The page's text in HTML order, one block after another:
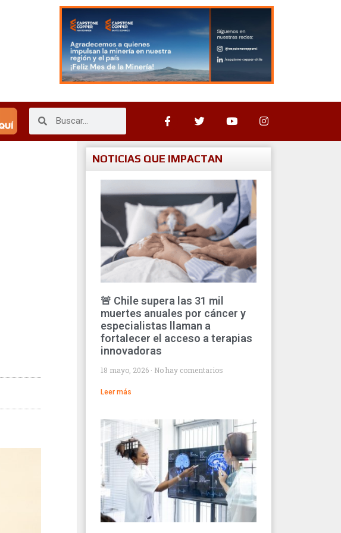
NOTICIAS QUE IMPACTAN
🚨 Chile supera las 31 mil
muertes anuales por cáncer y
especialistas llaman a
fortalecer el acceso a terapias
innovadoras
18 mayo, 2026 No hay comentarios
Leer más